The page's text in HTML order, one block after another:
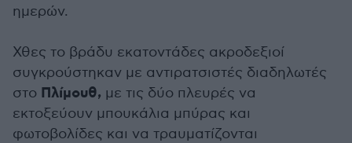
ημερών.
Χθες το βράδυ εκατοντάδες ακροδεξιοί
συγκρούστηκαν με αντιρατσιστές διαδηλωτές
στο Πλίμουθ, με τις δύο πλευρές να
εκτοξεύουν μπουκάλια μπύρας και
φωτοβολίδες και να τραυματίζονται